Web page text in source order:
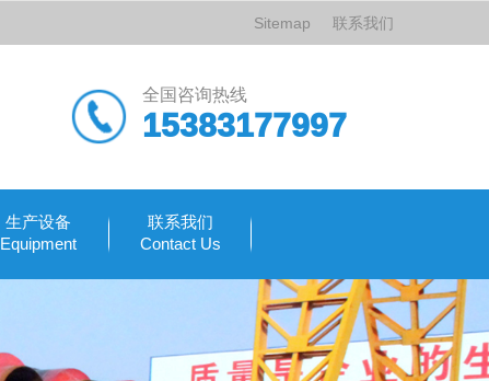
Sitemap 联系我们
全国咨询热线
15383177997
生产设备
Equipment
联系我们
Contact Us